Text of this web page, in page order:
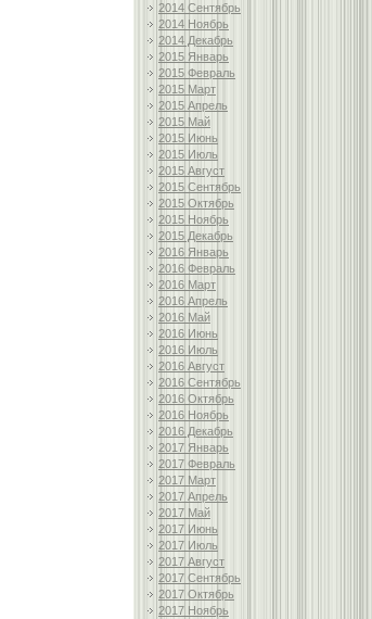
2014 Сентябрь
2014 Ноябрь
2014 Декабрь
2015 Январь
2015 Февраль
2015 Март
2015 Апрель
2015 Май
2015 Июнь
2015 Июль
2015 Август
2015 Сентябрь
2015 Октябрь
2015 Ноябрь
2015 Декабрь
2016 Январь
2016 Февраль
2016 Март
2016 Апрель
2016 Май
2016 Июнь
2016 Июль
2016 Август
2016 Сентябрь
2016 Октябрь
2016 Ноябрь
2016 Декабрь
2017 Январь
2017 Февраль
2017 Март
2017 Апрель
2017 Май
2017 Июнь
2017 Июль
2017 Август
2017 Сентябрь
2017 Октябрь
2017 Ноябрь